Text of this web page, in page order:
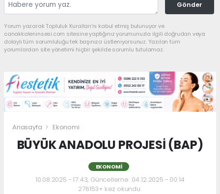
Gönder
Yorum yazarak Topluluk Kuralları’nı kabul etmiş bulunuyor ve
canakkaleninsesi.com sitesine yaptığınız yorumunuzla ilgili doğrudan veya
dolaylı tüm sorumluluğu tek başınıza üstleniyorsunuz. Yazılan tüm
yorumlardan site yönetimi hiçbir şekilde sorumlu tutulamaz.
Anasayfa Ekonomi
BÜYÜK ANADOLU PROJESİ (BAP)
EKONOMI
10.08.2025 - 17:43, Güncelleme: 04.12.2025 - 00:14
276153+ kez okundu.